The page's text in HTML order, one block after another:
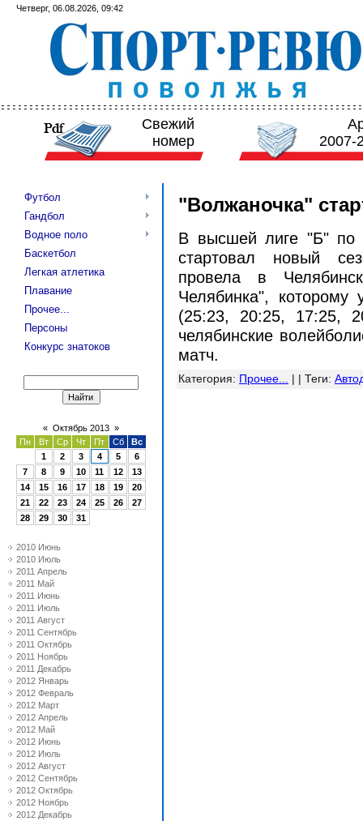
Четверг, 06.08.2026, 09:42
Свежий
номер
2007-
Футбол
Гандбол
Водное поло
Баскетбол
Легкая атлетика
Плавание
Прочее...
Персоны
Конкурс знатоков
« Октябрь 2013 »
Пн
Вт Ср Чт Пт Сб
Вс
1
2 3 4 5
6
7
8 9 10 11 12
13
14
15 16 17 18 19
20
21
22 23 24 25 26
27
28
29 30 31
2010 Июнь
2010 Июль
2011 Апрель
2011 Май
2011 Июнь
2011 Июль
2011 Август
2011 Сентябрь
2011 Октябрь
2011 Ноябрь
2011 Декабрь
2012 Январь
2012 Февраль
2012 Март
2012 Апрель
2012 Май
2012 Июнь
2012 Июль
2012 Август
2012 Сентябрь
2012 Октябрь
2012 Ноябрь
2012 Декабрь
"Волжаночка"
В высшей лиге "Б" по
стартовал новый
провела в
Челябинка", которому
(25:23, 20:25, 17:25,
челябинские
матч.
Категория: Прочее... | | Теги: